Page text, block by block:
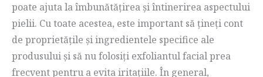
poate ajuta la îmbunătățirea și întinerirea aspectului
pielii. Cu toate acestea, este important să țineți cont
de proprietățile și ingredientele specifice ale
produsului și să nu folosiți exfoliantul facial prea
frecvent pentru a evita iritațiile. În general,